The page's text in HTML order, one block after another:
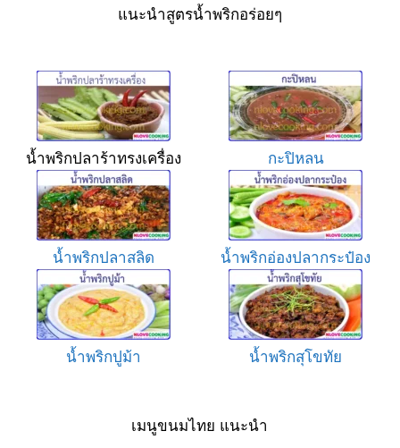
แนะนำสูตรน้ำพริกอร่อยๆ
น้ำพริกปลาร้าทรงเครื่อง กะปิหลน
น้ำพริกปลาสลิด น้ำพริกอ่องปลากระป๋อง
น้ำพริกปูม้า น้ำพริกสุโขทัย
เมนูขนมไทย แนะนำ